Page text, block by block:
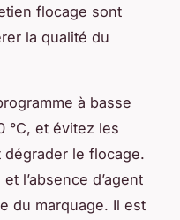
flocage sont
la qualité du
à basse
°C, et évitez les
le flocage.
l’absence d’agent
du marquage. Il est